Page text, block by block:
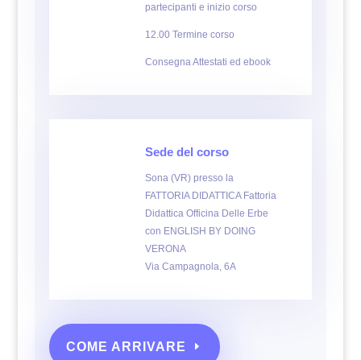
partecipanti e inizio corso
12.00 Termine corso
Consegna Attestati ed ebook
Sede del corso
Sona (VR) presso la
FATTORIA DIDATTICA Fattoria
Didattica Officina Delle Erbe
con ENGLISH BY DOING
VERONA
Via Campagnola, 6A
COME ARRIVARE